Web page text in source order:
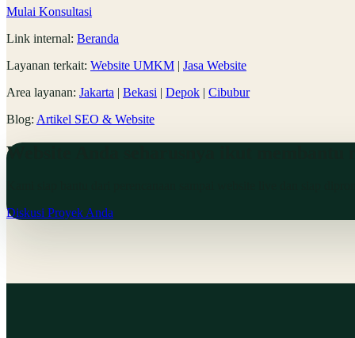
Mulai Konsultasi
Link internal: Beranda
Layanan terkait: Website UMKM | Jasa Website
Area layanan: Jakarta | Bekasi | Depok | Cibubur
Blog: Artikel SEO & Website
Website Anda seharusnya ikut membantu
Diskusi Proyek Anda